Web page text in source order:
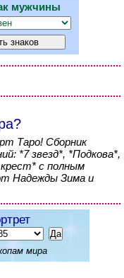
мужчины
Таро! Сборник
*7 звезд*, *Подкова*,
с полным
Надежды Зима и
мира